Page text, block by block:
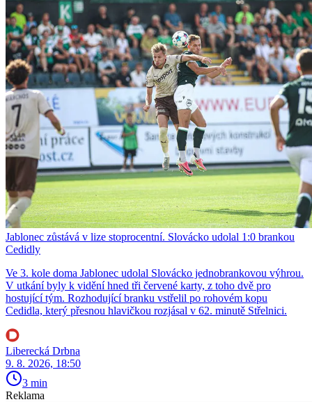
Jablonec zůstává v lize stoprocentní. Slovácko udolal 1:0 brankou
Cedidly
Ve 3. kole doma Jablonec udolal Slovácko jednobrankovou výhrou.
V utkání byly k vidění hned tři červené karty, z toho dvě pro
hostující tým. Rozhodující branku vstřelil po rohovém kopu
Cedidla, který přesnou hlavičkou rozjásal v 62. minutě Střelnici.
Liberecká Drbna
9. 8. 2026, 18:50
3 min
Reklama